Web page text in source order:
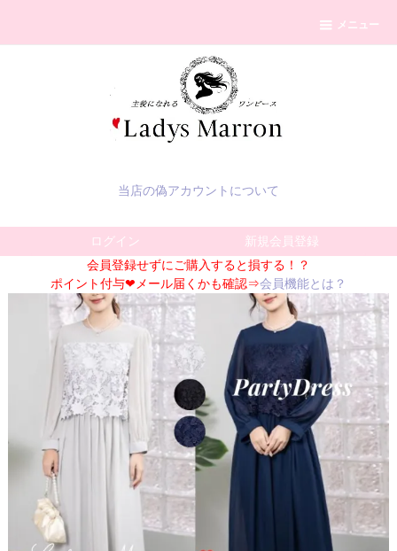
メニュー
当店の偽アカウントについて
ログイン
新規会員登録
会員登録せずにご購入すると損する！？
ポイント付与❤メール届くかも確認⇒会員機能とは？